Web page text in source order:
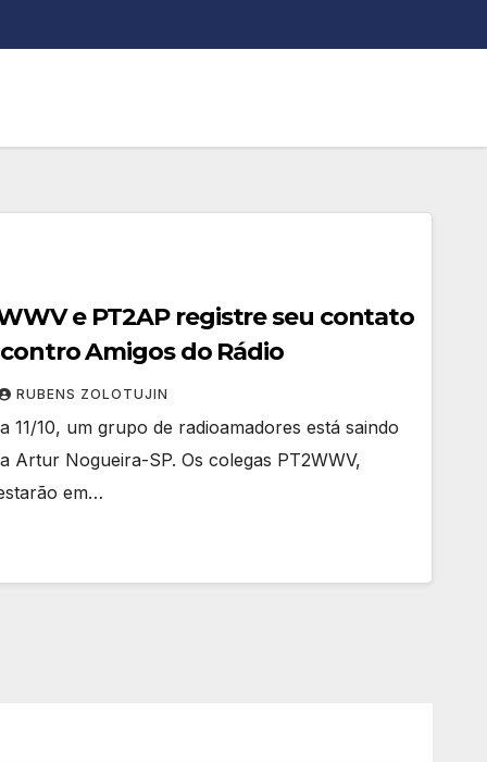
e PT2AP registre seu contato
Amigos do Rádio
RUBENS ZOLOTUJIN
11/10, um grupo de radioamadores está saindo
Artur Nogueira-SP. Os colegas PT2WWV,
em…